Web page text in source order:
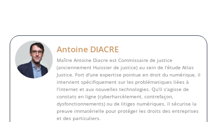
Antoine DIACRE
Maître Antoine Diacre est Commissaire de justice
(anciennement Huissier de justice) au sein de l'étude Atlas
Justice. Fort d'une expertise pointue en droit du numérique, il
intervient spécifiquement sur les problématiques liées à
l'internet et aux nouvelles technologies. Qu'il s'agisse de
constats en ligne (cyberharcèlement, contrefaçon,
dysfonctionnements) ou de litiges numériques, il sécurise la
preuve immatérielle pour protéger les droits des entreprises
et des particuliers.